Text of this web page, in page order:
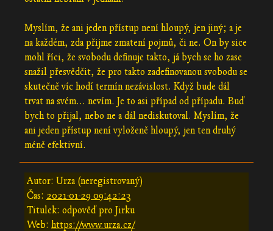
Myslím, že ani jeden přístup není hloupý, jen jiný; a je
na každém, zda přijme zmatení pojmů, či ne. On by sice
mohl říci, že svobodu definuje takto, já bych se ho zase
snažil přesvědčit, že pro takto zadefinovanou svobodu se
skutečně víc hodí termín nezávislost. Když bude dál
trvat na svém... nevím. Je to asi případ od případu. Buď
bych to přijal, nebo ne a dál nediskutoval. Myslím, že
ani jeden přístup není vyloženě hloupý, jen ten druhý
méně efektivní.
Autor: Urza (neregistrovaný)
Čas: 2021-01-29 09:42:23
Titulek: odpověď pro Jirku
Web: https://www.urza.cz/